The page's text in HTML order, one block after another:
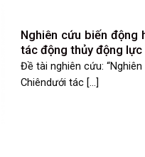
Nghiên cứu biến động
tác động thủy động lực
Đề tài nghiên cứu:
Chiêndưới tác [...]